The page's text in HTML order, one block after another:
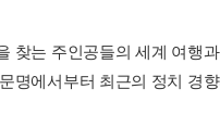
찾는 주인공들의 세계 여행
명에서부터 최근의 정치 경